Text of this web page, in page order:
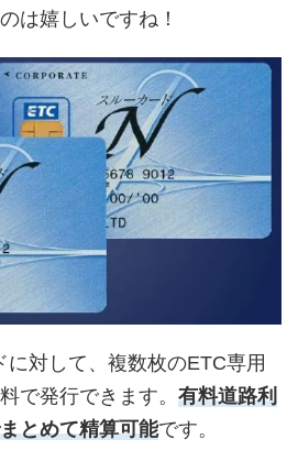
は嬉しいですね！
に対して、複数枚のETC専用
で発行できます。 有料道路利
とめて精算可能です。